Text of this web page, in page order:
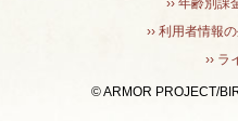
›› 年齢別課
›› 利用者情報
›› ラ
© ARMOR PROJECT/